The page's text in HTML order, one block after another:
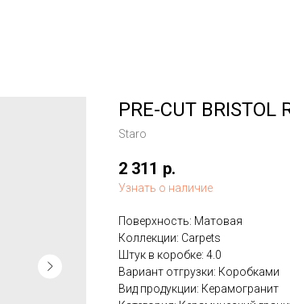
PRE-CUT BRISTOL
Staro
2 311 р.
Узнать о наличие
Поверхность: Матовая
Коллекции: Carpets
Штук в коробке: 4.0
Вариант отгрузки: Коробками
Вид продукции: Керамогранит